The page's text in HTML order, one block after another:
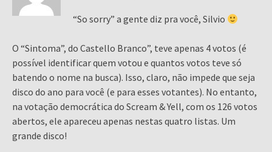
“So sorry” a gente diz pra você, Silvio
O “Sintoma”, do Castello Branco”, teve apenas 4 votos (é
possível identificar quem votou e quantos votos teve só
batendo o nome na busca). Isso, claro, não impede que seja
disco do ano para você (e para esses votantes). No entanto,
na votação democrática do Scream & Yell, com os 126 votos
abertos, ele apareceu apenas nestas quatro listas. Um
grande disco!